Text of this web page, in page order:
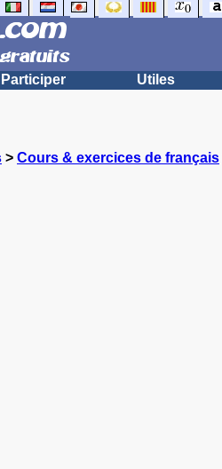
Participer Utiles
> Cours & exercices de français